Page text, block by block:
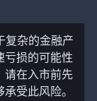
复杂的金融产
亏损的可能性
请在入市前先
受此风险。